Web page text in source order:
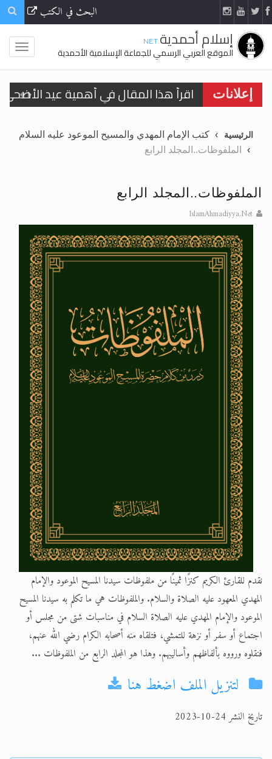
البحث في الكتب
إسلام أحمدية.NET
الموقع العربي الرسمي للجماعة الإسلامية الأحمدية
إعلانات
اقرأ هذا المقال في أهمية عيد
تعميم هامّ لأفراد الجماعة >> المزيد
اقرأ هذا الكتاب وتعرّف على حقيقة
الحجّ.. دلالات، حِكم، وأهداف >> المزيد
اقرأ هذا المقال في أهمية عيد
الرئيسية
كتب الإمام المهدي والمسيح الموعود عليه السلام
الملفوظات..المجلد الرابع
الملفوظات..المجلد الرابع
IslamAhmadiyya.Net
نقدم للقارئ الكريم كنزًا ثمينًا من ملفوظات سيدنا المسيح الموعود والإمام
المهدي المعهود عليه الصلاة والسلام. والملفوظات هي ما تكلم به سيدنا المسيح
الموعود والإمام المهدي عليه الصلاة السلام في مناسبات شتى من مجلس أو
اجتماع أو سفر أو نزهة للتمشي، فتلقاه منه أصحابه الكرام رضي الله عنهم،
فنقلوه ورووه بألفاظهم وأساليبهم. وهذا هو المجلد الرابع من الملفوظات ...
لتنزيل الملف اضغط هنا
تاريخ النشر 24-10-2023